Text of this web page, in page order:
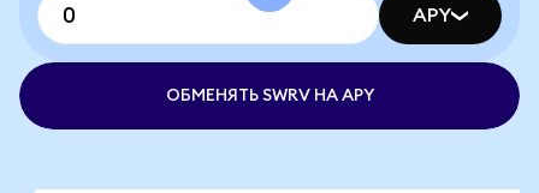
APY
ОБМЕНЯТЬ SWRV НА APY